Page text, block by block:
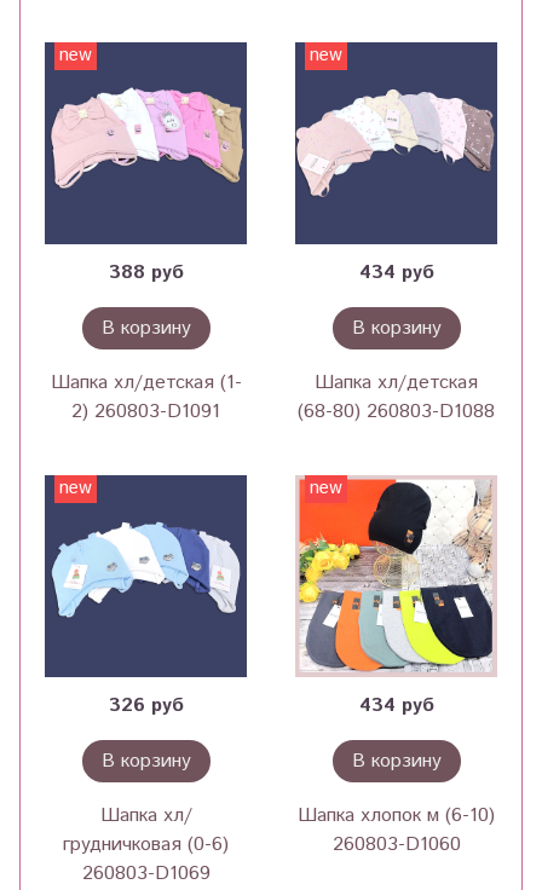
new
388 руб
В корзину
Шапка хл/детская (1-
2) 260803-D1091
new
434 руб
В корзину
Шапка хл/детская
(68-80) 260803-D1088
new
326 руб
В корзину
Шапка хл/
грудничковая (0-6)
260803-D1069
new
434 руб
В корзину
Шапка хлопок м (6-10)
260803-D1060